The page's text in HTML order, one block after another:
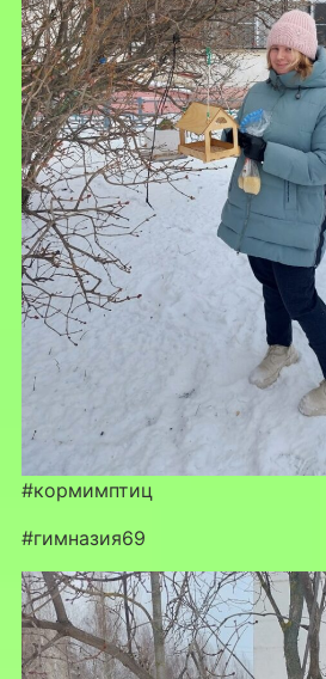
#кормимптиц
#гимназия69